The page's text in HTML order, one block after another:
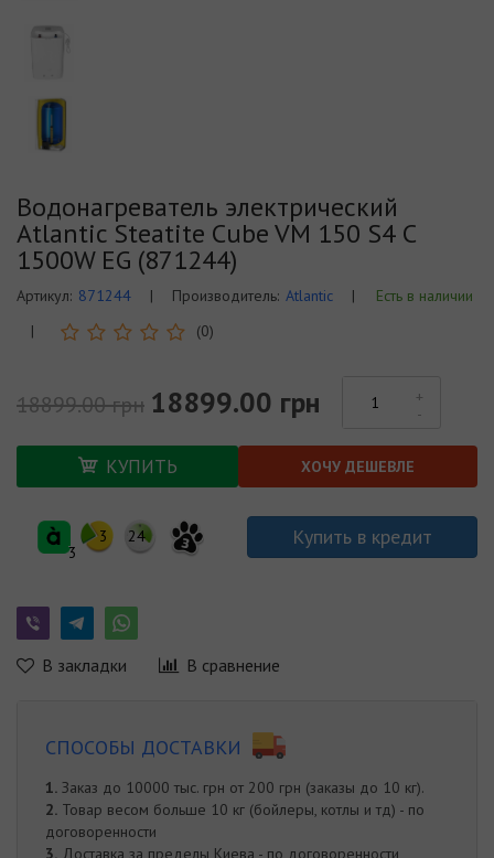
Водонагреватель электрический
Atlantic Steatite Cube VM 150 S4 C
1500W EG (871244)
Артикул: 871244 | Производитель: Atlantic |
Есть в наличии
|
(0)
18899.00 грн 18899.00 грн
КУПИТЬ ХОЧУ ДЕШЕВЛЕ
3
3 24 3 Купить в кредит
В закладки В сравнение
СПОСОБЫ ДОСТАВКИ
1. Заказ до 10000 тыс. грн от 200 грн (заказы до 10 кг).
2. Товар весом больше 10 кг (бойлеры, котлы и тд) - по
договоренности
3. Доставка за пределы Киева - по договоренности